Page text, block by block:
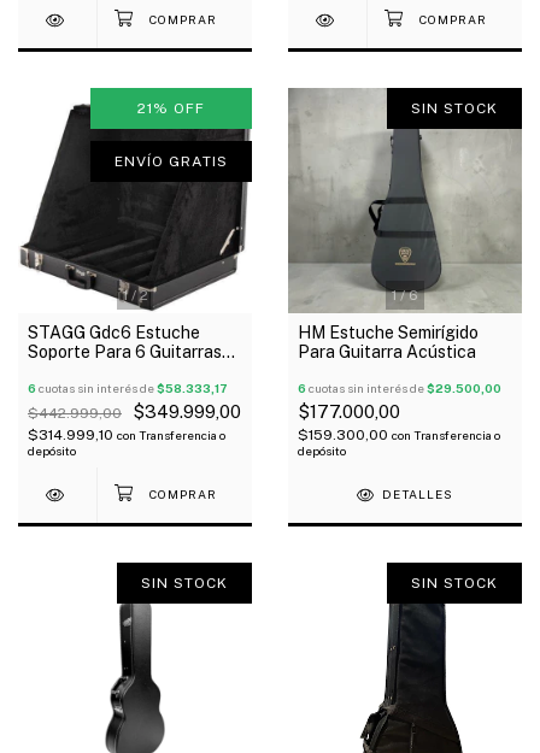
1/2
21 % OFF
ENVÍO GRATIS
STAGG Gdc6 Estuche
Soporte Para 6 Guitarras
6 cuotas sin interés de$58.333,17
$442.999,00 $349.999,00
$314.999,10 con Transferencia o
depósito
1/6
SIN STOCK
HM Estuche Semirígido
Para Guitarra Acústica
6 cuotas sin interés de$29.500,00
$177.000,00
$159.300,00 con Transferencia o
depósito
DETALLES
SIN STOCK SIN STOCK